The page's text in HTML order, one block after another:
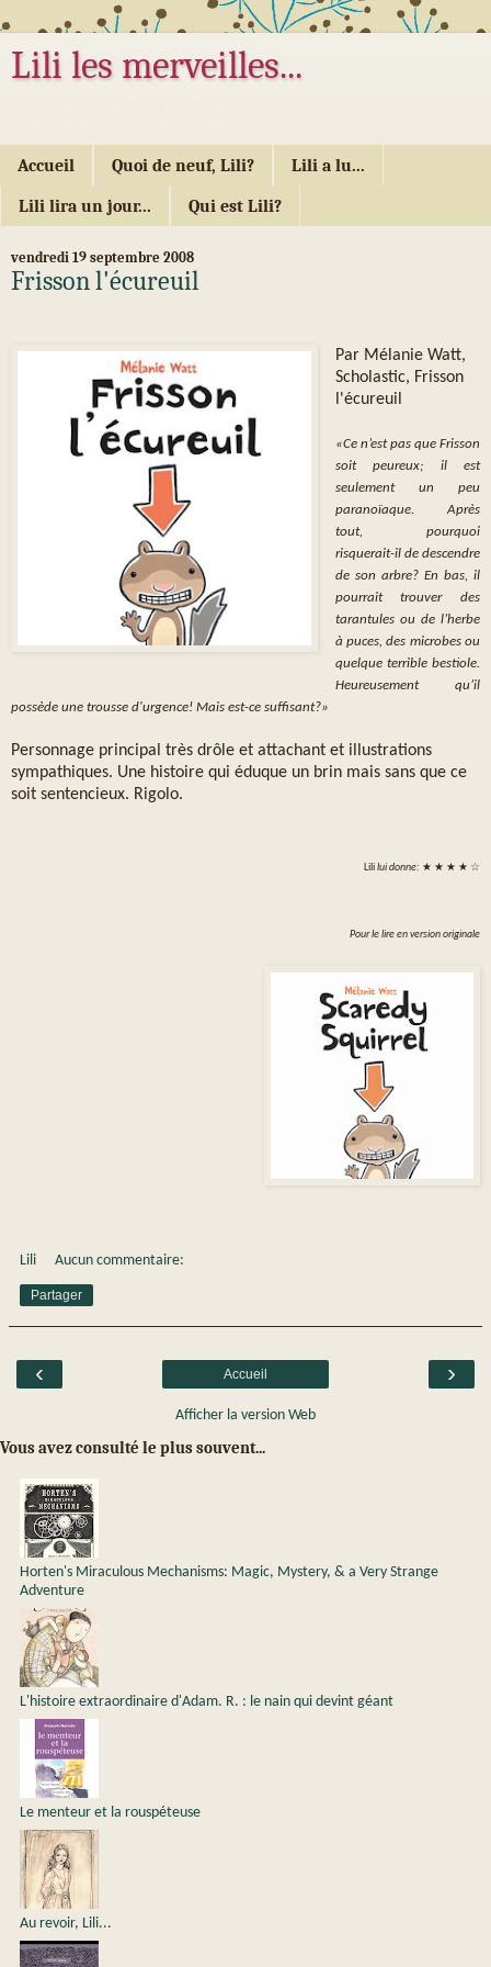
Lili les merveilles...
Accueil Quoi de neuf, Lili? Lili a lu...
Lili lira un jour... Qui est Lili?
vendredi 19 septembre 2008
Frisson l'écureuil
Par Mélanie Watt,
Scholastic, Frisson
l'écureuil
«Ce n’est pas que Frisson
soit peureux; il est
seulement un peu
paranoïaque. Après
tout, pourquoi
risquerait-il de descendre
de son arbre? En bas, il
pourrait trouver des
tarantules ou de l’herbe
à puces, des microbes ou
quelque terrible bestiole.
Heureusement qu’il
possède une trousse d'urgence! Mais est-ce suffisant?»
Personnage principal très drôle et attachant et illustrations
sympathiques. Une histoire qui éduque un brin mais sans que ce
soit sentencieux. Rigolo.
Lililui donne: ★ ★ ★ ★ ☆
Pour le lire en version originale
Lili Aucun commentaire:
Partager
‹ ›
Accueil
Afficher la version Web
Vous avez consulté le plus souvent...
Horten's Miraculous Mechanisms: Magic, Mystery, & a Very Strange
Adventure
L'histoire extraordinaire d'Adam. R. : le nain qui devint géant
Le menteur et la rouspéteuse
Au revoir, Lili...